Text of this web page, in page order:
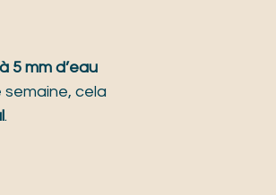
5 mm d’eau
semaine, cela
.